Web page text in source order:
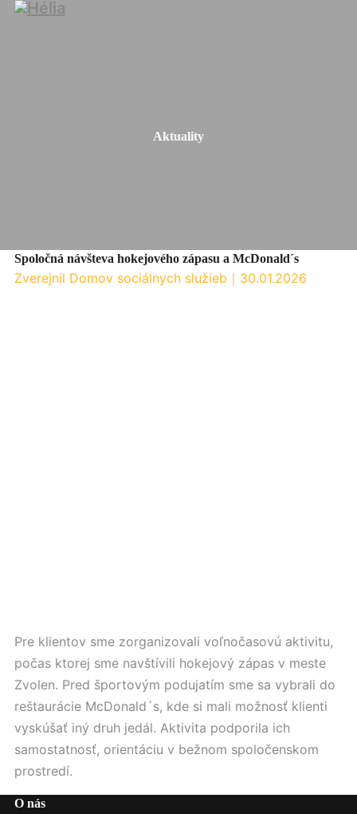
Aktuality
Spoločná návšteva hokejového zápasu a McDonald´s
Zverejnil Domov sociálnych služieb ｜ 30.01.2026
Pre klientov sme zorganizovali voľnočasovú aktivitu,
počas ktorej sme navštívili hokejový zápas v meste
Zvolen. Pred športovým podujatím sme sa vybrali do
reštaurácie McDonald´s, kde si mali možnosť klienti
vyskúšať iný druh jedál. Aktivita podporila ich
samostatnosť, orientáciu v bežnom spoločenskom
prostredí.
O nás